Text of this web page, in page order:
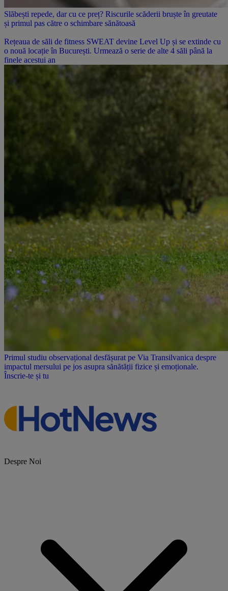
Slăbești repede, dar cu ce preț? Riscurile scăderii bruște în greutate
și primul pas către o schimbare sănătoasă
Rețeaua de săli de fitness SWEAT devine Level Up și se extinde cu
o nouă locație în București. Urmează o serie de alte 4 săli până la
finele acestui an
Primul studiu observațional desfășurat pe Via Transilvanica despre
impactul mersului pe jos asupra sănătății fizice și emoționale.
Înscrie-te și tu
Despre Noi